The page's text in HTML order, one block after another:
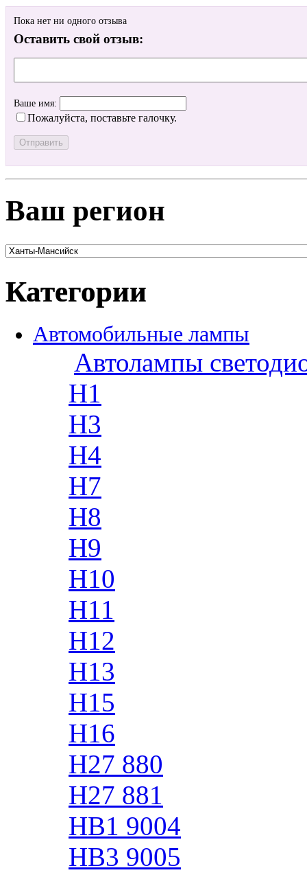
Пока нет ни одного отзыва
Оставить свой отзыв:
Ваше имя:
Пожалуйста, поставьте галочку.
Ваш регион
Категории
Автомобильные лампы
Автолампы
H1
H3
H4
H7
H8
H9
H10
H11
H12
H13
H15
H16
H27 880
H27 881
HB1 9004
HB3 9005